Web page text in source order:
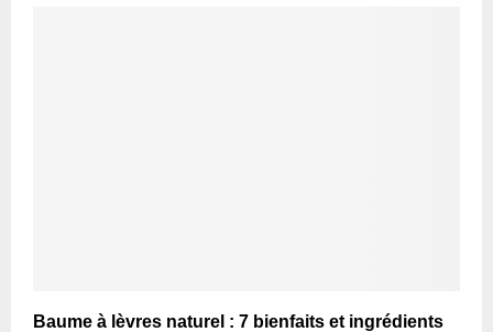
Baume à lèvres naturel : 7 bienfaits et ingrédients